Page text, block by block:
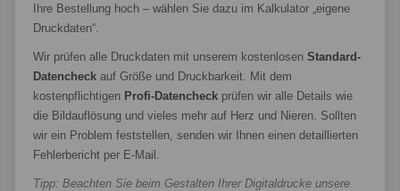
Ihre Bestellung hoch – wählen Sie dazu im Kalkulator „eigene
Druckdaten“.
Wir prüfen alle Druckdaten mit unserem kostenlosen Standard-
Datencheck auf Größe und Druckbarkeit. Mit dem
kostenpflichtigen Profi-Datencheck prüfen wir alle Details wie
die Bildauflösung und vieles mehr auf Herz und Nieren. Sollten
wir ein Problem feststellen, senden wir Ihnen einen detaillierten
Fehlerbericht per E-Mail.
Tipp: Beachten Sie beim Gestalten Ihrer Digitaldrucke unsere